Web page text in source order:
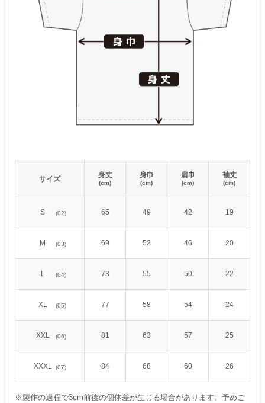
サイズ 身丈
(cm)
身巾
(cm)
肩巾
(cm)
袖丈
(cm)
S (02) 65 49 42 19
M (03) 69 52 46 20
L (04) 73 55 50 22
XL (05) 77 58 54 24
XXL (06) 81 63 57 25
XXXL (07) 84 68 60 26
※製作の過程で3cm前後の個体差が生じる場合があります。予めご